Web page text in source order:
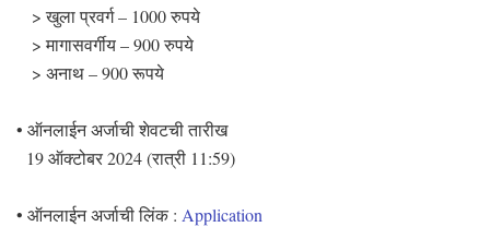
> खुला प्रवर्ग – 1000 रुपये
> मागासवर्गीय – 900 रुपये
> अनाथ – 900 रूपये
• ऑनलाईन अर्जाची शेवटची तारीख
19 ऑक्टोबर 2024 (रात्री 11:59)
• ऑनलाईन अर्जाची लिंक : Application